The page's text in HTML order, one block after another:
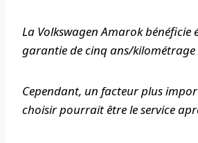
La Volkswagen Amarok bénéficie
garantie de cinq ans/kilométrage
Cependant, un facteur plus
choisir pourrait être le service